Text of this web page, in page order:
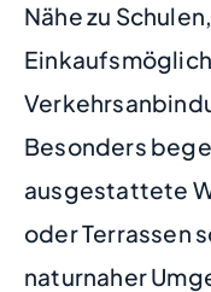
Nähe zu
Besonders
ausgestattete
oder Terrassen
naturnaher